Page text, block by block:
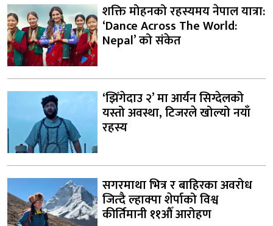
शक्ति मोहनको रहस्यमय नेपाल यात्रा:
‘Dance Across The World:
Nepal’ को संकेत
‘झिँगेदाउ २’ मा आर्यन सिग्देलको
यस्तो अवस्था, टिजरले खोल्यो नयाँ
रहस्य
सगरमाथा भित्र र बाहिरका अवरोध
जित्दै ल्हाक्पा शेर्पाको विश्व
कीर्तिमानी ११औँ आरोहण